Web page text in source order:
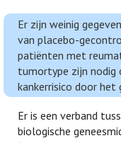
Er zijn weinig
van placebo-
patiënten met
tumortype zijn nodig
kankerrisico door
Er is een verband
biologische